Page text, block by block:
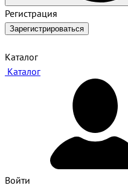
Регистрация
Зарегистрироваться
Каталог
Каталог
Войти